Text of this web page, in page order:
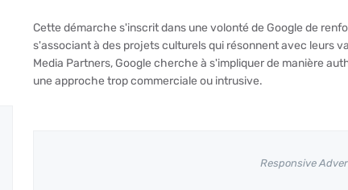
Cette démarche s'inscrit dans une volonté de Google de
s'associant à des projets culturels qui résonnent avec leurs
Media Partners, Google cherche à s'impliquer de manière
une approche trop commerciale ou intrusive.
Responsive